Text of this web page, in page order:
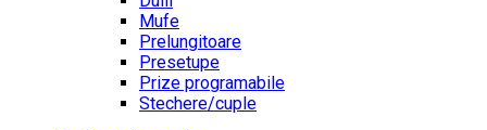
Mufe
Prelungitoare
Presetupe
Prize programabile
Stechere/cuple